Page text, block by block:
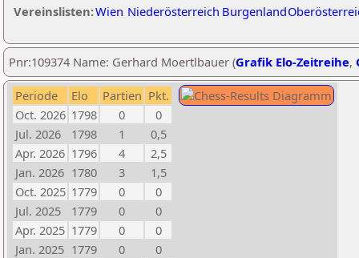
Vereinslisten:Wien Niederösterreich Burgenland
Pnr:109374 Name: Gerhard Moertlbauer (Grafik Elo-Zeitreihe,
Periode Elo Partien Pkt.
Oct. 2026 1798 0
0
Jul. 2026
1798 1
0,5
Apr. 2026 1796 4
2,5
Jan. 2026 1780 3
1,5
Oct. 2025 1779 0
0
Jul. 2025
1779 0
0
Apr. 2025 1779 0
0
Jan. 2025 1779 0
0